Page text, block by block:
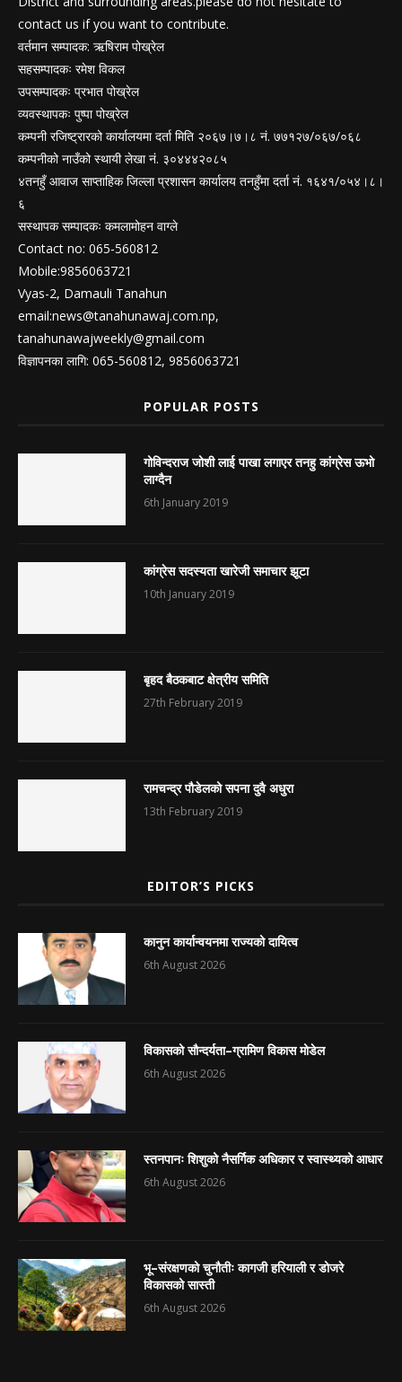
contact us if you want to contribute.
वर्तमान सम्पादक: ऋषिराम पोख्रेल
सहसम्पादकः रमेश विकल
उपसम्पादकः प्रभात पोख्रेल
व्यवस्थापकः पुष्पा पोख्रेल
कम्पनी रजिष्ट्रारको कार्यालयमा दर्ता मिति २०६७।७।८ नं. ७७१२७/०६७/०६८
कम्पनीको नाउँको स्थायी लेखा नं. ३०४४४२०८५
४तनहुँ आवाज साप्ताहिक जिल्ला प्रशासन कार्यालय तनहुँमा दर्ता नं. १६४१/०५४।८।
६
सस्थापक सम्पादकः कमलामोहन वाग्ले
Contact no: 065-560812
Mobile:9856063721
Vyas-2, Damauli Tanahun
email:news@tanahunawaj.com.np,
tanahunawajweekly@gmail.com
विज्ञापनका लागि: 065-560812, 9856063721
POPULAR POSTS
गोविन्दराज जोशी लाई पाखा लगाएर तनहु कांग्रेस ऊभो
लाग्दैन
6th January 2019
कांग्रेस सदस्यता खारेजी समाचार झूटा
10th January 2019
बृहद बैठकबाट क्षेत्रीय समिति
27th February 2019
रामचन्द्र पौडेलको सपना दुवै अधुरा
13th February 2019
EDITOR’S PICKS
कानुन कार्यान्वयनमा राज्यको दायित्व
6th August 2026
विकासको सौन्दर्यता–ग्रामिण विकास मोडेल
6th August 2026
स्तनपानः शिशुको नैसर्गिक अधिकार र स्वास्थ्यको आधार
6th August 2026
भू–संरक्षणको चुनौतीः कागजी हरियाली र डोजरे
विकासको सास्ती
6th August 2026